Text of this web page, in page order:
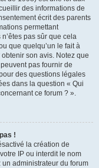
des informations de
écrit des parents
permettant
pas sûr que cela
que quelqu’un le fait à
son avis. Notez que
pas fournir de
des questions légales
dans la question « Qui
ce forum ? ».
!
la création de
IP ou interdit le nom
un administrateur du forum